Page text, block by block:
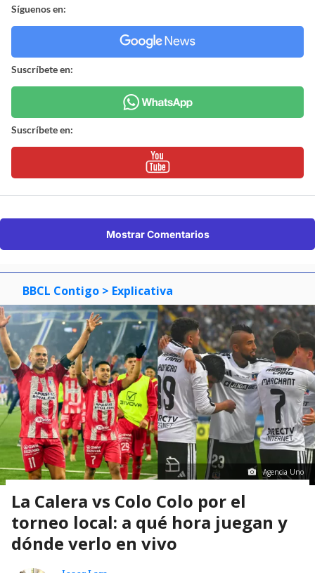
Síguenos en:
Suscríbete en:
Suscríbete en:
Mostrar Comentarios
BBCL Contigo > Explicativa
Agencia Uno
La Calera vs Colo Colo por el
torneo local: a qué hora juegan y
dónde verlo en vivo